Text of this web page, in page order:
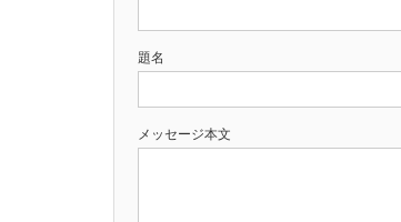
題名
メッセージ本文